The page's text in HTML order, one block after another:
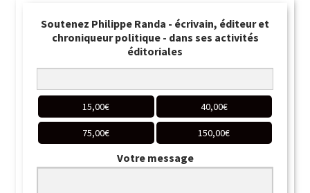
Soutenez Philippe Randa - écrivain, éditeur et
chroniqueur politique - dans ses activités
éditoriales
15,00€ 40,00€
75,00€ 150,00€
Votre message